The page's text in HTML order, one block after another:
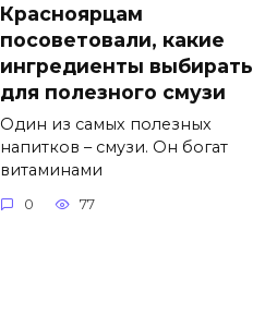
Красноярцам
посоветовали, какие
ингредиенты выбирать
для полезного смузи
Один из самых полезных
напитков – смузи. Он богат
витаминами
0 77